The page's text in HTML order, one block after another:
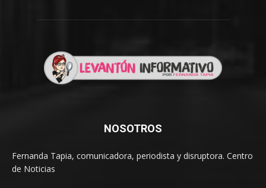
NOSOTROS
Fernanda Tapia, comunicadora, periodista y disruptora. Centro
de Noticias